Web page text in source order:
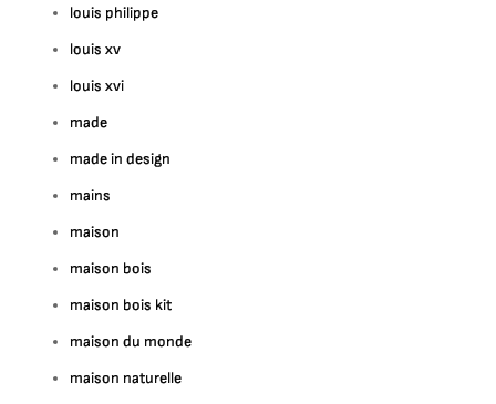
louis philippe
louis xv
louis xvi
made
made in design
mains
maison
maison bois
maison bois kit
maison du monde
maison naturelle